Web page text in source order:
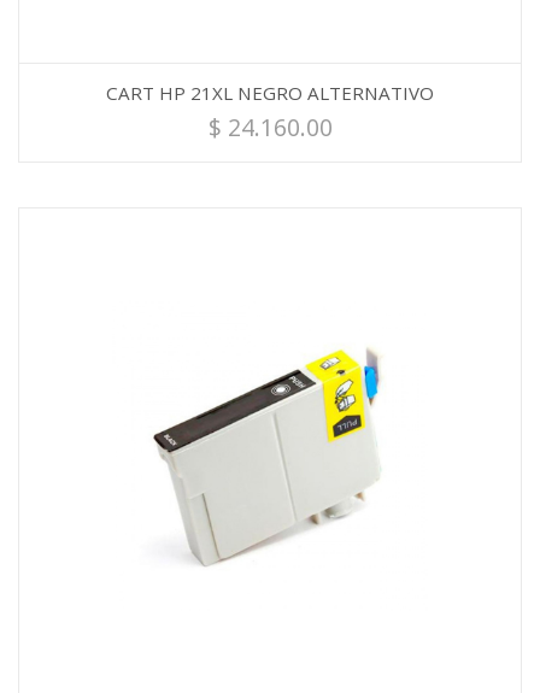
CART HP 21XL NEGRO ALTERNATIVO
$ 24.160.00